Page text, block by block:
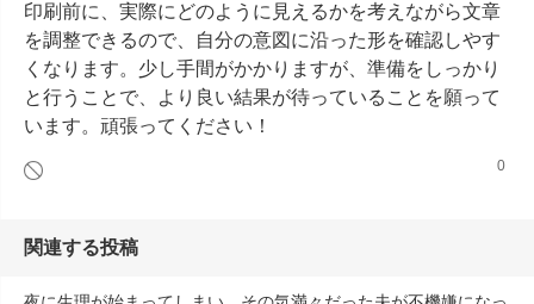
印刷前に、実際にどのように見えるかを考えながら文章
を調整できるので、自分の意図に沿った形を確認しやす
くなります。少し手間がかかりますが、準備をしっかり
と行うことで、より良い結果が待っていることを願って
います。頑張ってください！
0
関連する投稿